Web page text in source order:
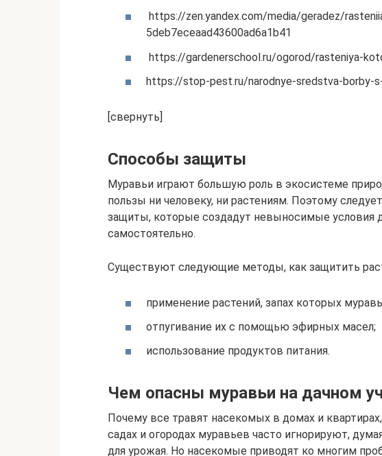
https://zen.yandex.com/media/geradez/
5deb7eceaad43600ad6a1b41
https://gardenerschool.ru/ogorod/rasteniya-
https://stop-pest.ru/narodnye-sredstva-borby-
[свернуть]
Способы защиты
Муравьи играют большую роль в экосистеме
пользы ни человеку, ни растениям. Поэтому
защиты, которые создадут невыносимые условия
самостоятельно.
Существуют следующие методы, как защитить
применение растений, запах которых
отпугивание их с помощью эфирных масел;
использование продуктов питания.
Чем опасны муравьи на дачном
Почему все травят насекомых в домах и
садах и огородах муравьев часто игнорируют,
для урожая. Но насекомые приводят ко многим